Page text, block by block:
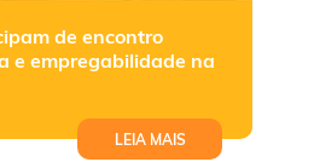
de encontro
e empregabilidade na
LEIA MAIS